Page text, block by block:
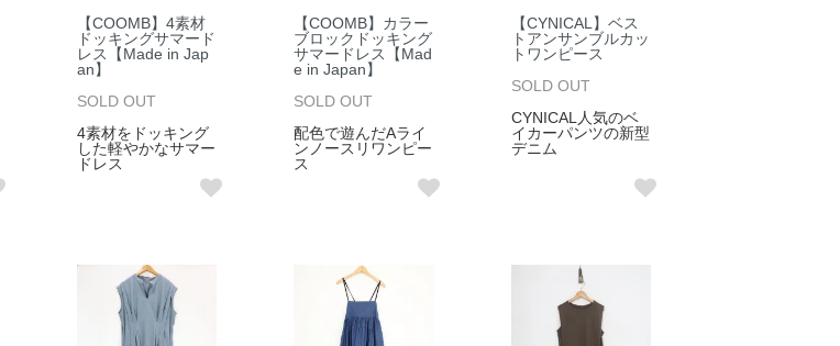
【COOMB】4素材
ドッキングサマード
レス【Made in Jap
an】
SOLD OUT
4素材をドッキング
した軽やかなサマー
ドレス
【COOMB】カラー
ブロックドッキング
サマードレス【Mad
e in Japan】
SOLD OUT
配色で遊んだAライ
ンノースリワンピー
ス
【CYNICAL】ベス
トアンサンブルカッ
トワンピース
SOLD OUT
CYNICAL人気のベ
イカーパンツの新型
デニム